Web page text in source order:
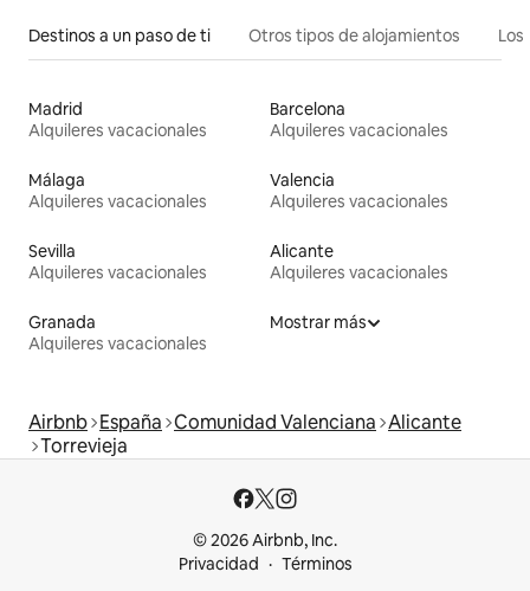
Destinos a un paso de ti Otros tipos de alojamientos
Madrid
Alquileres vacacionales
Barcelona
Alquileres vacacionales
Málaga
Alquileres vacacionales
Valencia
Alquileres vacacionales
Sevilla
Alquileres vacacionales
Alicante
Alquileres vacacionales
Granada
Alquileres vacacionales
Mostrar más
Airbnb España Comunidad Valenciana Alicante
Torrevieja
© 2026 Airbnb, Inc.
Privacidad
Términos